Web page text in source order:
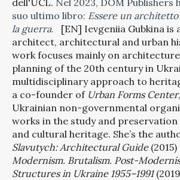
dell'UCL. Nel 2023, DOM Publishers
suo ultimo libro: Essere un
la guerra. [EN] Ievgeniia Gubkina is
architect, architectural and urban
work focuses mainly on
planning of the 20th century in
multidisciplinary approach to
a co-founder of Urban Forms Center
Ukrainian non-governmental
works in the study and
and cultural heritage. She’s the
Slavutych: Architectural Guide(2015)
Modernism. Brutalism. Post-
Structures in Ukraine 1955–1991